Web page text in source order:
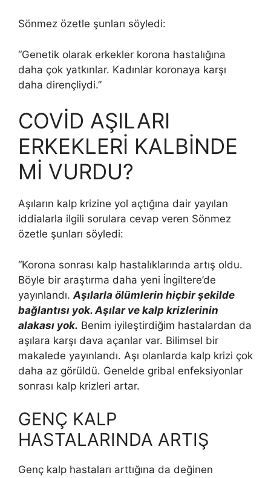
Sönmez özetle şunları söyledi:
“Genetik olarak erkekler korona hastalığına
daha çok yatkınlar. Kadınlar koronaya karşı
daha dirençliydi.”
COVİD AŞILARI
ERKEKLERİ KALBİNDE
Mİ VURDU?
Aşıların kalp krizine yol açtığına dair yayılan
iddialarla ilgili sorulara cevap veren Sönmez
özetle şunları söyledi:
“Korona sonrası kalp hastalıklarında artış oldu.
Böyle bir araştırma daha yeni İngiltere’de
yayınlandı. Aşılarla ölümlerin hiçbir şekilde
bağlantısı yok. Aşılar ve kalp krizlerinin
alakası yok. Benim iyileştirdiğim hastalardan da
aşılara karşı dava açanlar var. Bilimsel bir
makalede yayınlandı. Aşı olanlarda kalp krizi çok
daha az görüldü. Genelde gribal enfeksiyonlar
sonrası kalp krizleri artar.
GENÇ KALP
HASTALARINDA ARTIŞ
Genç kalp hastaları arttığına da değinen